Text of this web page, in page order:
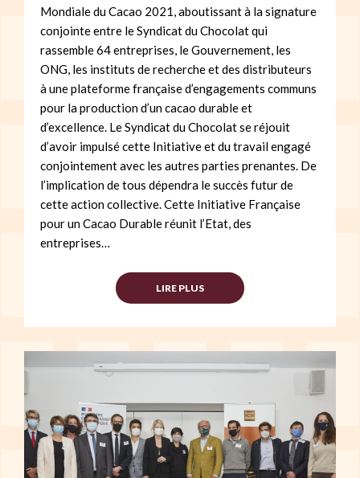
Mondiale du Cacao 2021, aboutissant à la signature
conjointe entre le Syndicat du Chocolat qui
rassemble 64 entreprises, le Gouvernement, les
ONG, les instituts de recherche et des distributeurs
à une plateforme française d’engagements communs
pour la production d’un cacao durable et
d’excellence. Le Syndicat du Chocolat se réjouit
d’avoir impulsé cette Initiative et du travail engagé
conjointement avec les autres parties prenantes. De
l’implication de tous dépendra le succès futur de
cette action collective. Cette Initiative Française
pour un Cacao Durable réunit l’Etat, des
entreprises…
LIRE PLUS